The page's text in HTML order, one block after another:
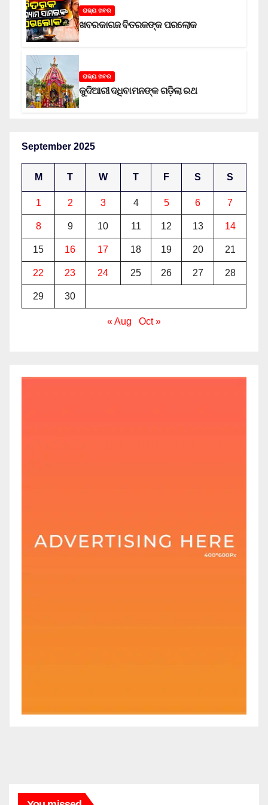
ରାଜ୍ୟ ଖବର
ଖବରକାଗଜ ବିତରକଙ୍କ ପରଲୋକ
ରାଜ୍ୟ ଖବର
କୁଦିଆରୀ ଦଧିବାମନଙ୍କ ଗଡ଼ିଲା ରଥ
September 2025
M T W T F S S
1 2 3 4 5 6 7
8 9 10 11 12 13 14
15 16 17 18 19 20 21
22 23 24 25 26 27 28
29 30
« Aug Oct »